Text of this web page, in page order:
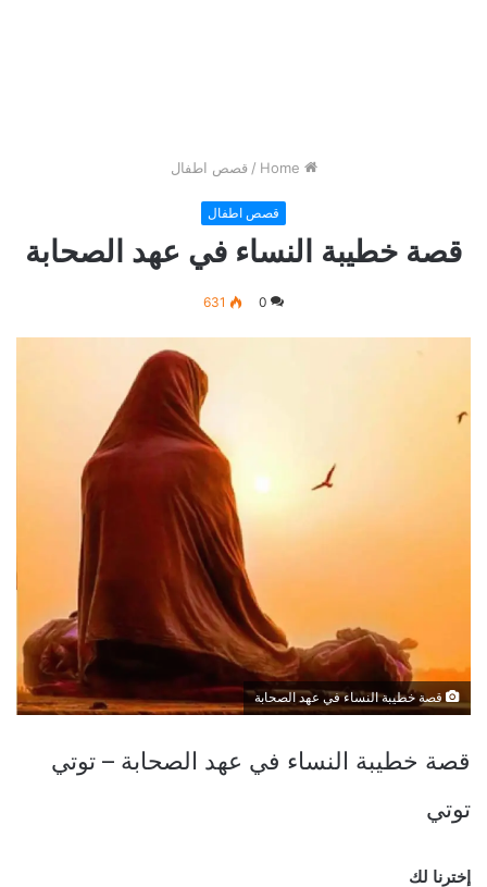
/ قصص اطفال
قصص اطفال
قصة خطيبة النساء في عهد الصحابة
0
631
قصة خطيبة النساء في عهد الصحابة
قصة خطيبة النساء في عهد الصحابة – توتي
توتي
إخترنا لك